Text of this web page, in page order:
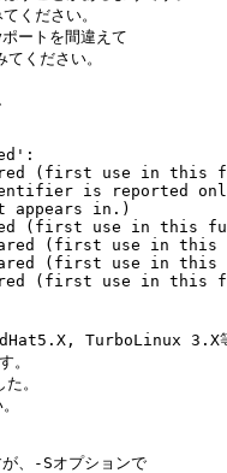
ください。
ートを間違えて
ください。
(first use in this
is reported
appears in.)
(first use in this
(first use in this
(first use in this
(first use in this
TurboLinux 3.X
。
。
、-Sオプションで